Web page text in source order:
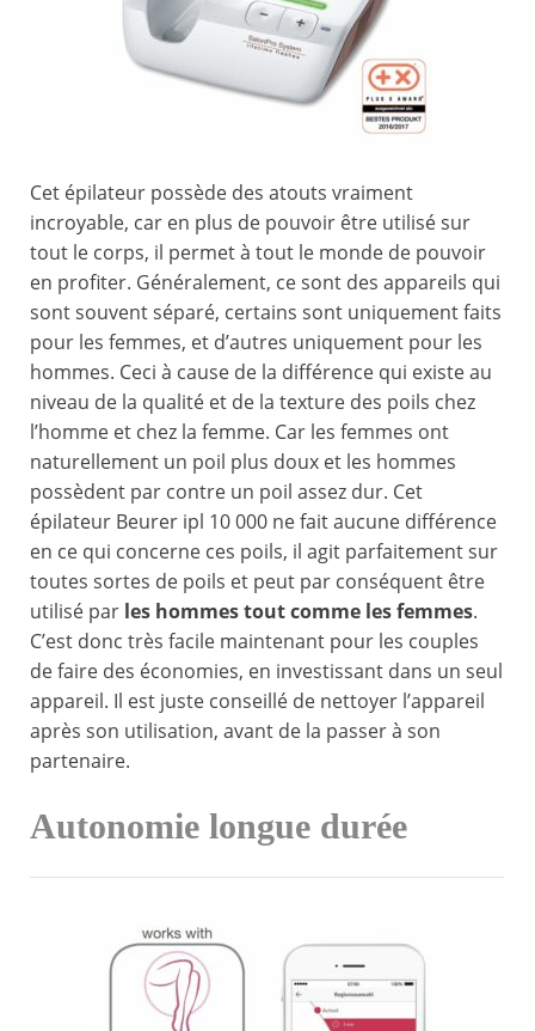
Cet épilateur possède des atouts vraiment
incroyable, car en plus de pouvoir être utilisé sur
tout le corps, il permet à tout le monde de pouvoir
en profiter. Généralement, ce sont des appareils qui
sont souvent séparé, certains sont uniquement faits
pour les femmes, et d’autres uniquement pour les
hommes. Ceci à cause de la différence qui existe au
niveau de la qualité et de la texture des poils chez
l’homme et chez la femme. Car les femmes ont
naturellement un poil plus doux et les hommes
possèdent par contre un poil assez dur. Cet
épilateur Beurer ipl 10 000 ne fait aucune différence
en ce qui concerne ces poils, il agit parfaitement sur
toutes sortes de poils et peut par conséquent être
utilisé par les hommes tout comme les femmes.
C’est donc très facile maintenant pour les couples
de faire des économies, en investissant dans un seul
appareil. Il est juste conseillé de nettoyer l’appareil
après son utilisation, avant de la passer à son
partenaire.
Autonomie longue durée